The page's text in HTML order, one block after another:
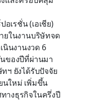
เรชั่น (เอเชีย)
ยในงานบริษัทจด
นินงานงวด 6
นของปีที่ผ่านมา
ฯ ยังได้รับปัจจัย
นใหม่ เพิ่มขึ้น
างธุรกิจในครึ่งปี